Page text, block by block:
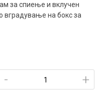
за спиење и вклучен
вградување на бокс за
+
-